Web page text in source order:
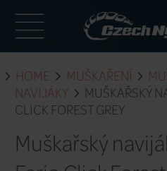
HOME
NAVIJÁKY
CLICK FOREST